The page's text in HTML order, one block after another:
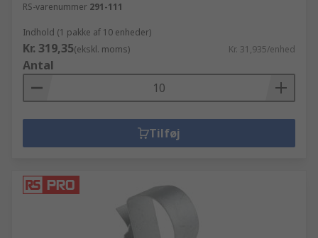
RS-varenummer 291-111
Indhold (1 pakke af 10 enheder)
Kr. 319,35(ekskl. moms) Kr. 31,935/enhed
Antal
Tilføj